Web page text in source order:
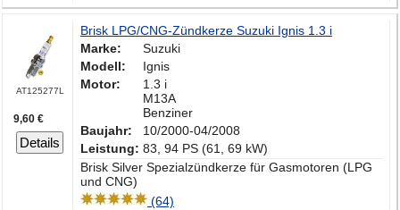
AT125277L
9,60 €
Details
Brisk LPG/CNG-Zündkerze Suzuki Ignis 1.3 i
Marke:
Suzuki
Modell:
Ignis
Motor:
1.3 i
M13A
Benziner
Baujahr:
10/2000-04/2008
Leistung: 83, 94 PS (61, 69 kW)
Brisk Silver Spezialzündkerze für Gasmotoren (LPG
und CNG)
(64)